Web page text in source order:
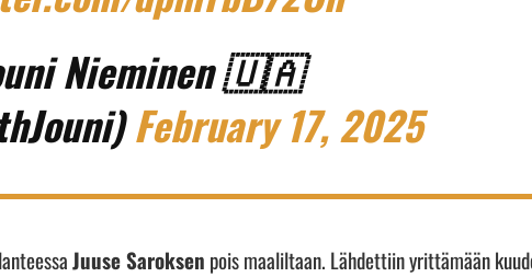
Nieminen 🇺🇦
February 17, 2025
Juuse Saroksen pois maaliltaan. Lähdettiin yrittämään